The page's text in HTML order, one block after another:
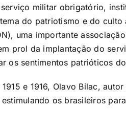
militar obrigatório,
do patriotismo e do
uma importante
prol da implantação do
os sentimentos patrióticos
1915 e 1916, Olavo Bilac,
os brasileiros